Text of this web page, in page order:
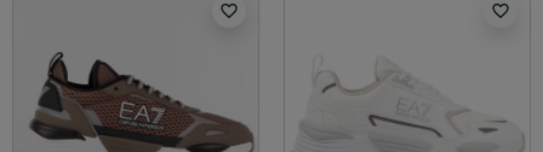
favorite_border favorite_border